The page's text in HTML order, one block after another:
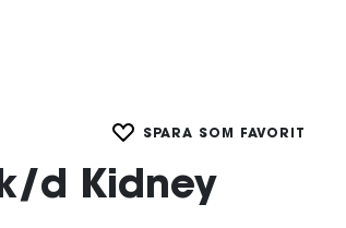
SPARA SOM FAVORIT
d Kidney